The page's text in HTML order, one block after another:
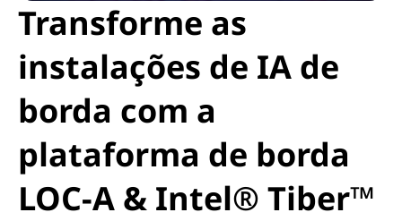
Transforme as
instalações de IA de
borda com a
plataforma de borda
LOC-A & Intel® Tiber™